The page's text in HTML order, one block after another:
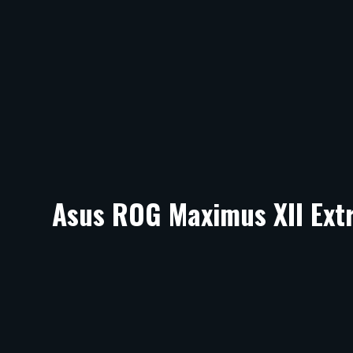
Asus ROG Maximus XII